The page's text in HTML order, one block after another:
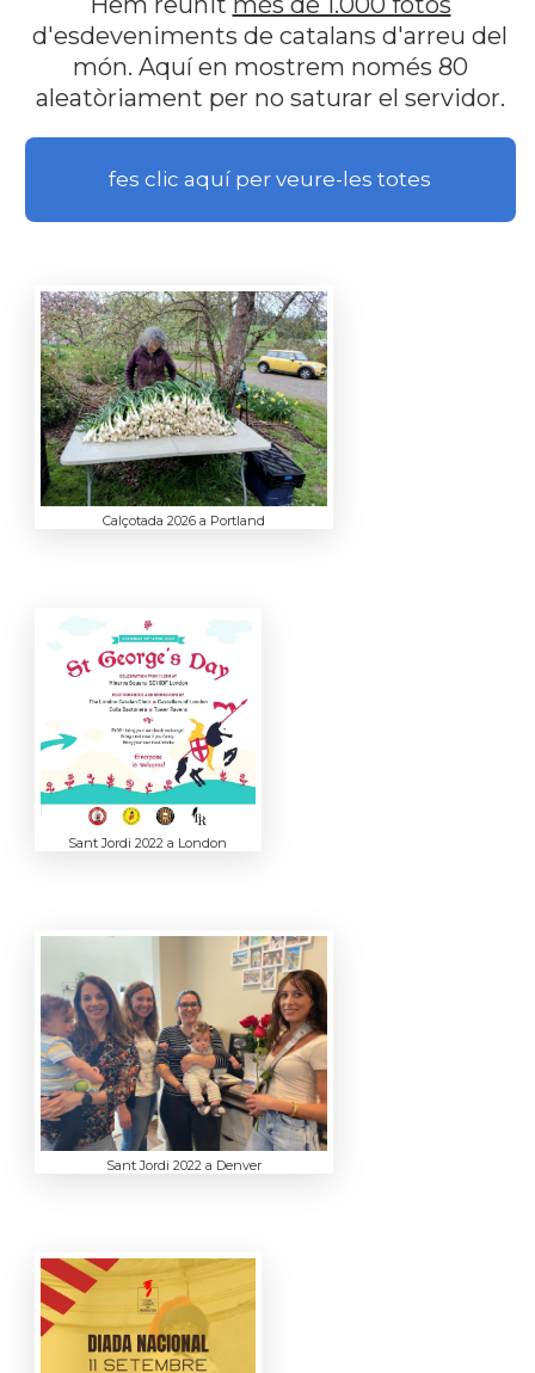
d'esdeveniments de catalans d'arreu del
món. Aquí en mostrem només 80
aleatòriament per no saturar el servidor.
fes clic aquí per veure-les totes
Calçotada 2026 a Portland
Sant Jordi 2022 a London
Sant Jordi 2022 a Denver